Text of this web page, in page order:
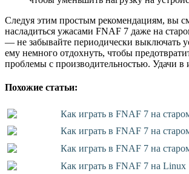
Следуя этим простым рекомендациям, вы
насладиться ужасами FNAF 7 даже на
— не забывайте периодически выключать
ему немного отдохнуть, чтобы
проблемы с производительностью. Удачи в
Похожие статьи:
Как играть в FNAF 7 на
Как играть в FNAF 7 на
Как играть в FNAF 7 на
Как играть в FNAF 7 на Linux